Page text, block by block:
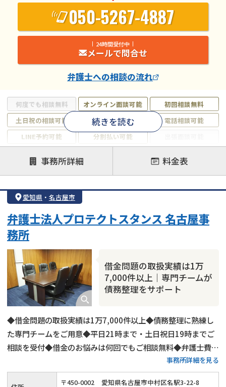
何度でも相談無料 オンライン面談可能
初回相談無料
土日祝の相談可能
19時以降電話可能
電話相談可能
LINE予約可能
分割払い可能
借金返済相談・交渉
自己破産
任意整理
個人再生
会社破産・法人破産
住宅ローン
消費者金融・サラ金
カードローン
続きを読む
050-5267-4887
24時間受付中
メールで問合せ
弁護士への相談の流れ
事務所詳細 料金表
愛知県 ・ 名古屋市
借金問題の取扱実績は1万
7,000件以上｜専門チームが
債務整理をサポート
弁護士法人プロテクトスタンス 名古屋事
務所
◆借金問題の取扱実績は1万7,000件以上◆債務整理に熟練し
た専門チームをご用意◆平日21時まで・土日祝日19時までご
相談を受付◆借金のお悩みは何回でもご相談無料◆弁護士費用
の分割払い可◆名古屋市営地下鉄「国際センター駅」から徒歩
1分
事務所詳細を見る
〒450-0002
愛知県名古屋市中村区名駅3-22-8